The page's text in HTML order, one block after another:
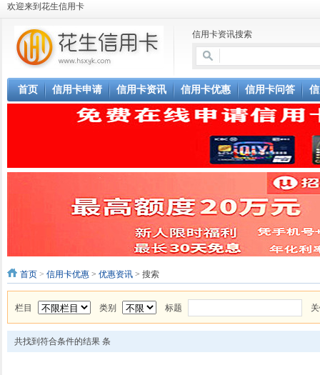
欢迎来到花生信用卡
信用卡资讯搜索
首页 信用卡申请 信用卡资讯 信用卡优惠 信用卡问答
首页 > 信用卡优惠 > 优惠资讯 > 搜索
栏目 类别 标题
共找到符合条件的结果 条